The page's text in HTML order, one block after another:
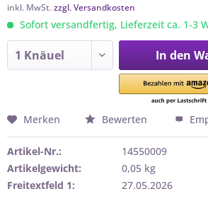
inkl. MwSt.zzgl. Versandkosten
Sofort versandfertig, Lieferzeit ca. 1-3
In den
Merken Bewerten
Artikel-Nr.:
14550009
Artikelgewicht:
0,05 kg
Freitextfeld 1:
27.05.2026